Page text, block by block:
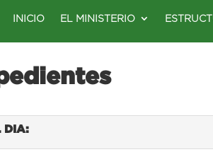
INICIO EL MINISTERIO
DIA: